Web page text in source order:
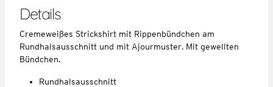
Details
Cremeweißes Strickshirt mit Rippenbündchen am
Rundhalsausschnitt und mit Ajourmuster. Mit gewellten
Bündchen.
Rundhalsausschnitt